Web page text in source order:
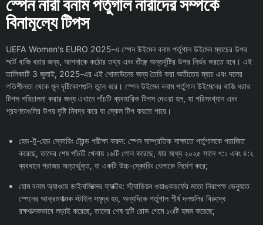
স্পেন নারী বনাম পর্তুগাল নারীদের সম্পর্কে
বিনামূল্যে টিপস
UEFA Women’s EURO 2025-এ স্পেন উইমেন বনাম পর্তুগাল উইমেন ম্যাচের উপর
স্মার্ট বাজি ধরার জন্য, আপনাকে কঠোর তথ্য এবং তীক্ষ্ণ অন্তর্দৃষ্টির উপর নির্ভর করতে হবে। এই
তালিকাটি 3 জুলাই, 2025-এর এই শোডাউনের জন্য তৈরি করা অতীতের ম্যাচ এবং দলের
গতিশীলতা থেকে মূল দৃষ্টিকোণগুলি তুলে ধরে। স্পেন উইমেন বনাম পর্তুগাল উইমেনের বাজি ধরার
টিপস পরিচালনা করার জন্য এখানে পাঁচটি ব্যবহারিক টিপস দেওয়া হল, যা পরিসংখ্যান এবং
প্রবণতাগুলির উপর দৃষ্টি নিবদ্ধ করে যা স্কেল টিপ করতে পারে।
হেড-টু-হেড স্কোরিং ট্রেন্ড পরীক্ষা করুন: স্পেন সাম্প্রতিক সাক্ষাতে পর্তুগালকে পরাজিত
করেছে, তাদের শেষ পাঁচটি খেলায় ১৬টি গোল করেছে, যার মধ্যে ২০২৫ সালে ৭:১ এবং ৪:২
ব্যবধানে পরাজয় অন্তর্ভুক্ত, যা একটি উচ্চ-স্কোরিং খেলাকে নির্দেশ করে;
হোম বনাম অ্যাওয়ে ডাইনামিক্সের ফ্যাক্টর: স্ট্যাডিয়ন ওয়াঙ্কডর্ফের মতো নিরপেক্ষ ভেন্যুতে
স্পেনের আক্রমণাত্মক স্টাইল সমৃদ্ধ হয়, অন্যদিকে পর্তুগাল শীর্ষ দলগুলির বিরুদ্ধে
রক্ষণাত্মকভাবে লড়াই করেছে, তাদের শেষ দুটি রোড গেমে ১৩টি হজম করেছে;